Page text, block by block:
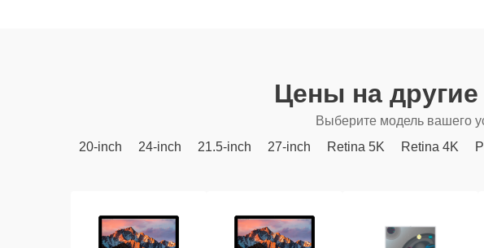
Цены на
Выберите модель вашего
20-inch
24-inch 21.5-inch 27-inch Retina 5K Retina 4K